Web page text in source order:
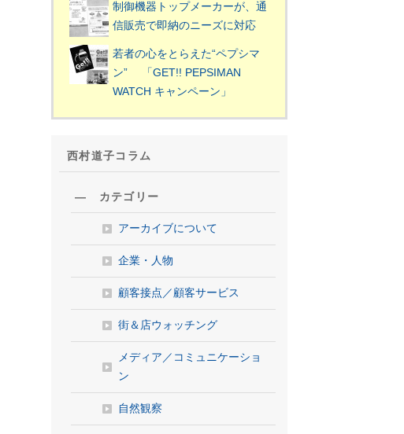
制御機器トップメーカーが、通
信販売で即納のニーズに対応
若者の心をとらえた“ペプシマ
ン” 「GET!! PEPSIMAN
WATCH キャンペーン」
西村道子コラム
― カテゴリー
アーカイブについて
企業・人物
顧客接点／顧客サービス
街＆店ウォッチング
メディア／コミュニケーショ
ン
自然観察